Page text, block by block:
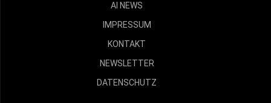
AI NEWS
IMPRESSUM
KONTAKT
NEWSLETTER
DATENSCHUTZ